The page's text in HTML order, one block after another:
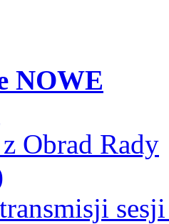
NOWE
Obrad Rady